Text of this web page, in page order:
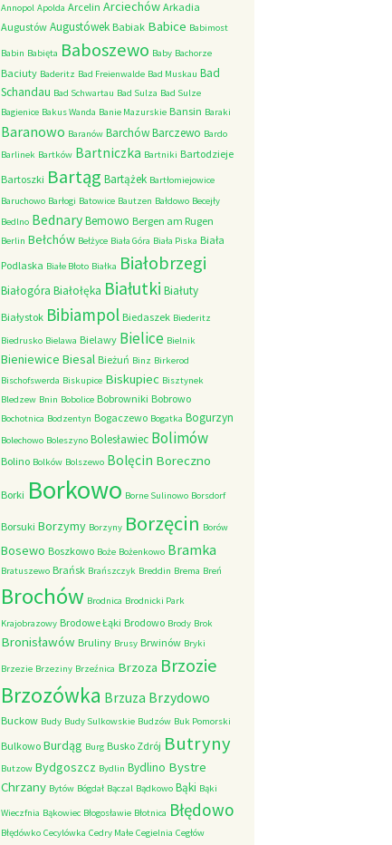
Annopol Apolda Arcelin Arciechów Arkadia
Augustów Augustówek Babiak Babice Babimost
Babin Babięta Baboszewo Baby Bachorze
Baciuty Baderitz Bad Freienwalde Bad Muskau Bad
Schandau Bad Schwartau Bad Sulza Bad Sulze
Bagienice Bakus Wanda Banie Mazurskie Bansin Baraki
Baranowo Baranów BarchówBarczewo Bardo
Barlinek Bartków Bartniczka Bartniki Bartodzieje
Bartoszki Bartąg Bartążek Bartłomiejowice
Baruchowo Barłogi Batowice Bautzen Bałdowo Becejły
Bedlno BednaryBemowo Bergen am Rugen
Berlin Bełchów Bełżyce Biała Góra Biała Piska Biała
Podlaska Białe Błoto Białka Białobrzegi
Białogóra Białołęka Białutki Białuty
Białystok Bibiampol Biedaszek Biederitz
Biedrusko Bielawa Bielawy Bielice Bielnik
Bieniewice Biesal Bieżuń Binz Birkerod
Bischofswerda Biskupice Biskupiec Bisztynek
Bledzew Bnin Bobolice Bobrowniki Bobrowo
Bochotnica Bodzentyn Bogaczewo Bogatka Bogurzyn
Bolechowo Boleszyno Bolesławiec Bolimów
Bolino Bolków Bolszewo Bolęcin Boreczno
Borki Borkowo Borne Sulinowo Borsdorf
Borsuki Borzymy Borzyny Borzęcin Borów
Bosewo Boszkowo Boże Bożenkowo Bramka
Bratuszewo Brańsk Brańszczyk Breddin Brema Breń
Brochów Brodnica Brodnicki Park
Krajobrazowy Brodowe Łąki Brodowo Brody Brok
Bronisławów Bruliny Brusy Brwinów Bryki
Brzezie Brzeziny Brzeźnica Brzoza Brzozie
Brzozówka Brzuza Brzydowo
Buckow Budy Budy Sulkowskie Budzów Buk Pomorski
Bulkowo Burdąg Burg Busko Zdrój Butryny
Butzow Bydgoszcz Bydlin Bydlino Bystre
Chrzany Bytów Bógdał Bączal Bądkowo Bąki Bąki
Wieczfnia Bąkowiec Błogosławie Błotnica Błędowo
Błędówko Cecylówka Cedry Małe Cegielnia Cegłów